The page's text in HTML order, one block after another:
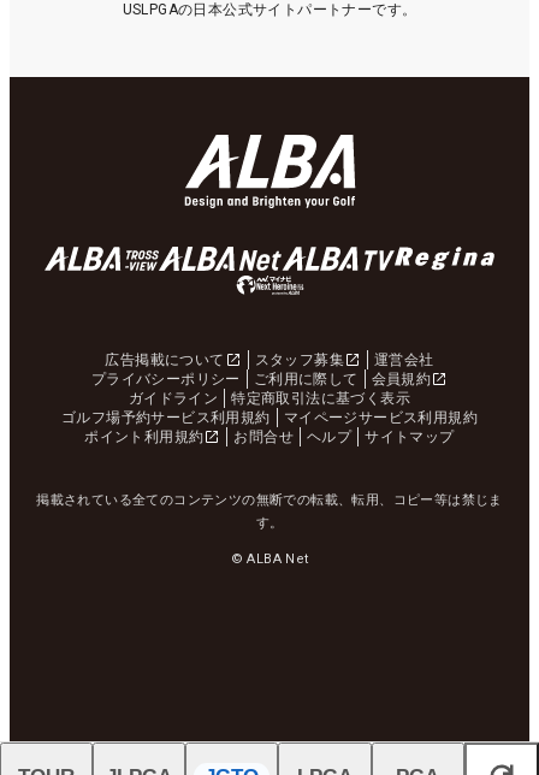
USLPGAの日本公式サイトパートナーです。
広告掲載について スタッフ募集
運営会社
プライバシーポリシー
ご利用に際して
会員規約
ガイドライン
特定商取引法に基づく表示
ゴルフ場予約サービス利用規約
マイページサービス利用規約
ポイント利用規約
お問合せ ヘルプ サイトマップ
掲載されている全てのコンテンツの無断での転載、転用、コピー等は禁じま
す。
© ALBA Net